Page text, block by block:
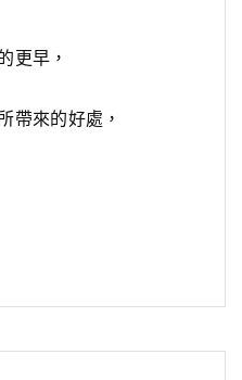
更早，
帶來的好處，